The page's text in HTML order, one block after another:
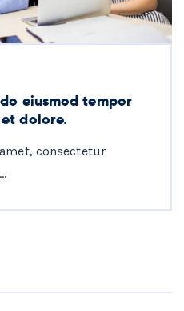
eiusmod tempor
dolore.
consectetur